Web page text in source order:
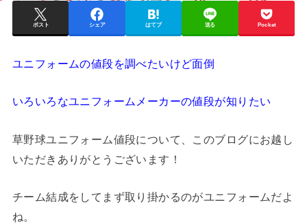
ポスト シェア はてブ 送る Pocket
ユニフォームの値段を調べたいけど面倒
いろいろなユニフォームメーカーの値段が知りたい
草野球ユニフォーム値段について、このブログにお越し
いただきありがとうございます！
チーム結成をしてまず取り掛かるのがユニフォームだよ
ね。